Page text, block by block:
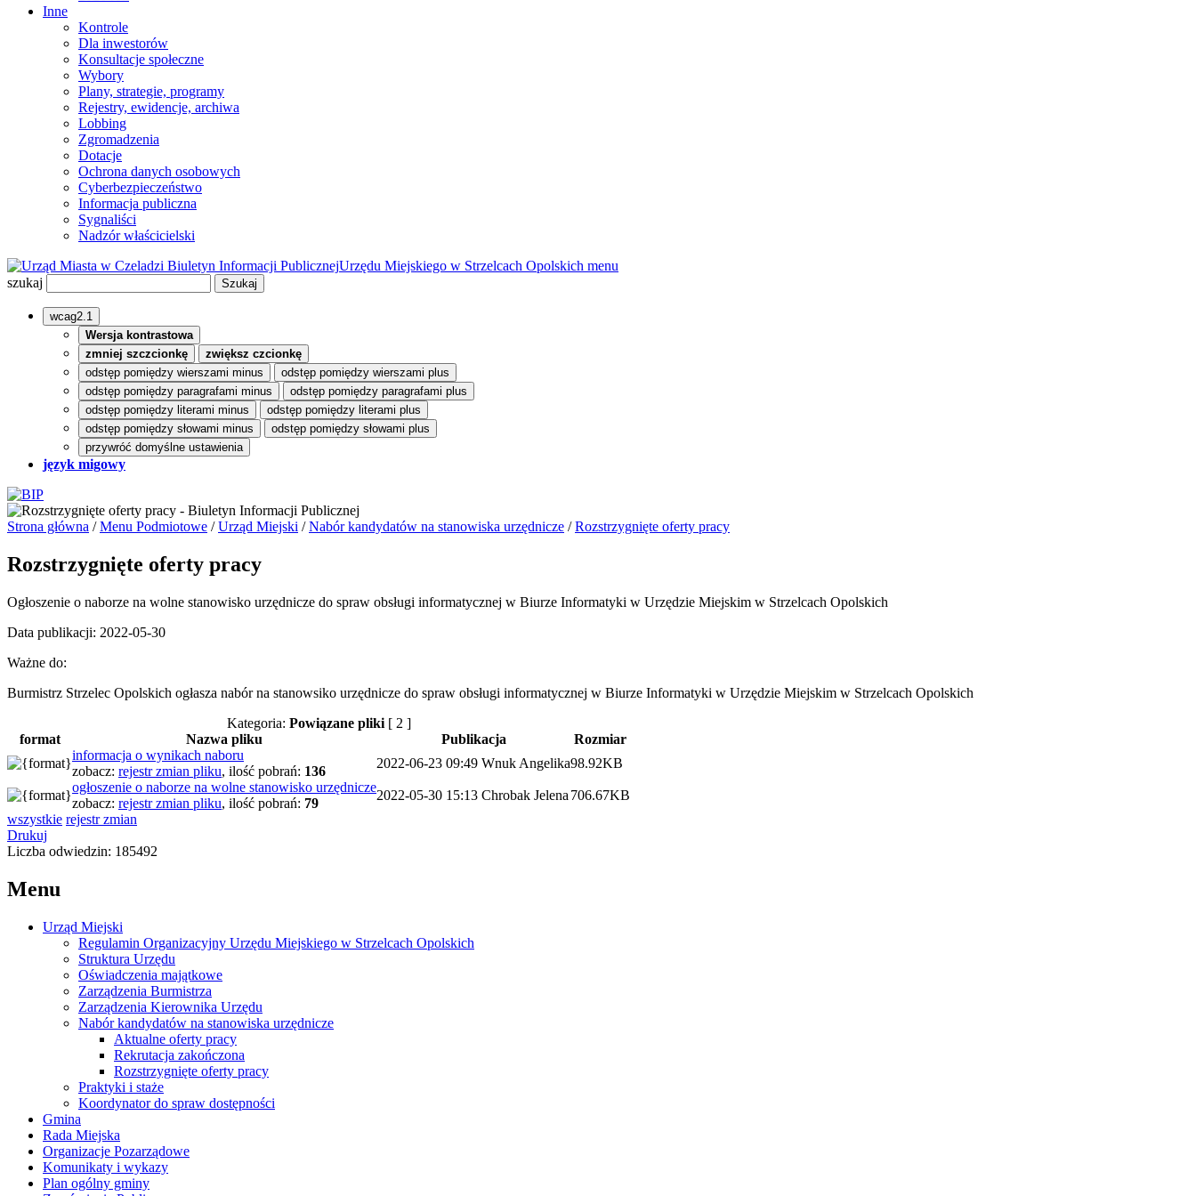
Inne
Kontrole
Dla inwestorów
Konsultacje społeczne
Wybory
Plany, strategie, programy
Rejestry, ewidencje, archiwa
Lobbing
Zgromadzenia
Dotacje
Ochrona danych osobowych
Cyberbezpieczeństwo
Informacja publiczna
Sygnaliści
Nadzór właścicielski
Biuletyn Informacji PublicznejUrzędu Miejskiego w Strzelcach Opolskich menu
szukaj
wcag2.1
Wersja kontrastowa
zmniej szczcionkę
zwiększ czcionkę
odstęp pomiędzy wierszami minus
odstęp pomiędzy wierszami plus
odstęp pomiędzy paragrafami minus
odstęp pomiędzy paragrafami plus
odstęp pomiędzy literami minus
odstęp pomiędzy literami plus
odstęp pomiędzy słowami minus
odstęp pomiędzy słowami plus
przywróć domyślne ustawienia
język migowy
Strona główna /Menu Podmiotowe /Urząd Miejski /Nabór kandydatów na stanowiska urzędnicze /Rozstrzygnięte oferty pracy
Rozstrzygnięte oferty pracy
Ogłoszenie o naborze na wolne stanowisko urzędnicze do spraw obsługi informatycznej w Biurze Informatyki w Urzędzie Miejskim w Strzelcach Opolskich
Data publikacji: 2022-05-30
Ważne do:
Burmistrz Strzelec Opolskich ogłasza nabór na stanowsiko urzędnicze do spraw obsługi informatycznej w Biurze Informatyki w Urzędzie Miejskim w Strzelcach Opolskich
Kategoria: Powiązane pliki[ 2 ]
format
Nazwa pliku Publikacja
Rozmiar
informacja o wynikach naboru
zobacz: rejestr zmian pliku, ilość pobrań: 136
2022-06-23 09:49 Wnuk Angelika98.92KB
ogłoszenie o naborze na wolne stanowisko urzędnicze
zobacz: rejestr zmian pliku, ilość pobrań: 79
2022-05-30 15:13 Chrobak Jelena 706.67KB
wszystkie rejestr zmian
Drukuj
Liczba odwiedzin: 185492
Menu
Urząd Miejski
Regulamin Organizacyjny Urzędu Miejskiego w Strzelcach Opolskich
Struktura Urzędu
Oświadczenia majątkowe
Zarządzenia Burmistrza
Zarządzenia Kierownika Urzędu
Nabór kandydatów na stanowiska urzędnicze
Aktualne oferty pracy
Rekrutacja zakończona
Rozstrzygnięte oferty pracy
Praktyki i staże
Koordynator do spraw dostępności
Gmina
Rada Miejska
Organizacje Pozarządowe
Komunikaty i wykazy
Plan ogólny gminy